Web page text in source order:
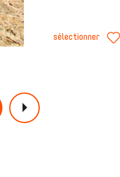
sélectionner